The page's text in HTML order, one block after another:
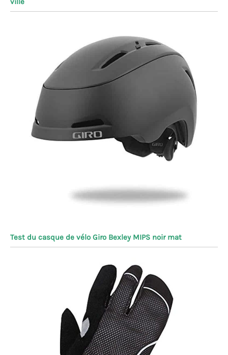
Test du casque de vélo Giro Bexley MIPS noir mat